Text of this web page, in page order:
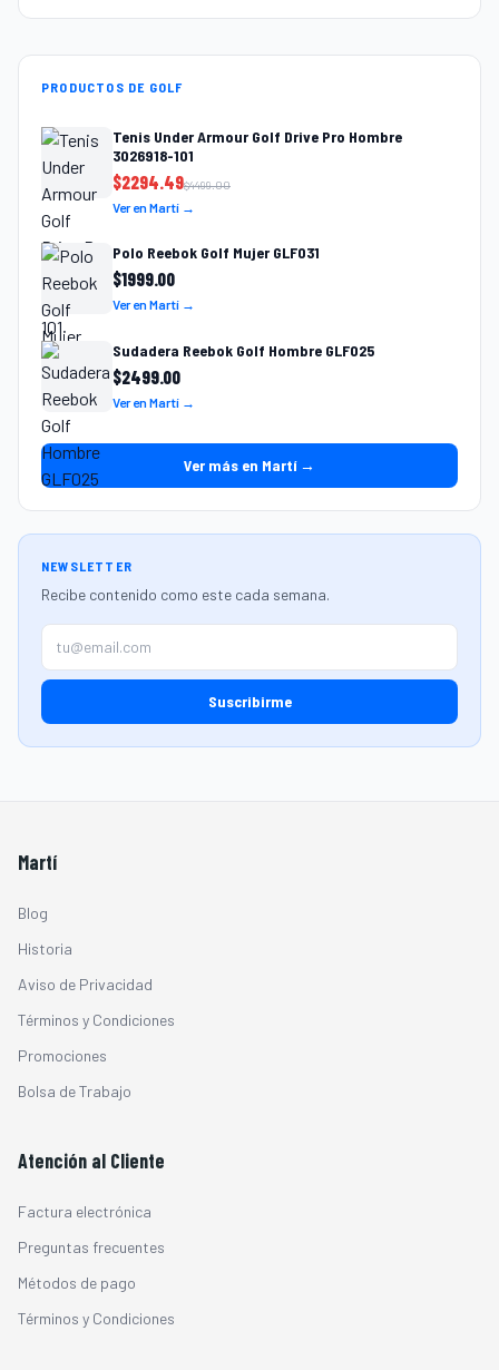
PRODUCTOS DE GOLF
Tenis Under Armour Golf Drive Pro Hombre
3026918-101
$2294.49$4499.00
Ver en Martí →
Polo Reebok Golf Mujer GLF031
$1999.00
Ver en Martí →
Sudadera Reebok Golf Hombre GLF025
$2499.00
Ver en Martí →
Ver más en Martí →
NEWSLETTER
Recibe contenido como este cada semana.
Suscribirme
Martí
Blog
Historia
Aviso de Privacidad
Términos y Condiciones
Promociones
Bolsa de Trabajo
Atención al Cliente
Factura electrónica
Preguntas frecuentes
Métodos de pago
Términos y Condiciones